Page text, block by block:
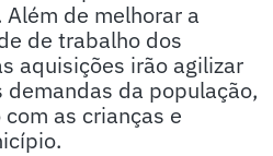
Além de melhorar a
de trabalho dos
aquisições irão agilizar
da população,
as crianças e